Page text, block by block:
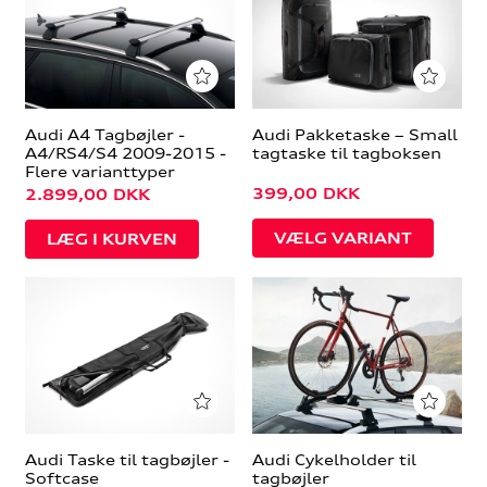
Audi A4 Tagbøjler -
A4/RS4/S4 2009-2015 -
Flere varianttyper
2.899,00 DKK
Audi Pakketaske – Small
tagtaske til tagboksen
399,00 DKK
VÆLG VARIANT
Audi Taske til tagbøjler -
Softcase
Audi Cykelholder til
tagbøjler